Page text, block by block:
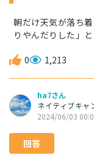
朝だけ天気が落ち
りやんだりした」と
0 1,213
ha7さん
ネイティブキャ
2024/06/03
回答